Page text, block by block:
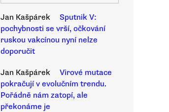
Jan Kašpárek
Sputnik V:
pochybnosti se vrší, očkování
ruskou vakcínou nyní nelze
doporučit
Jan Kašpárek
Virové mutace
pokračují v evolučním trendu.
Pořádně nám zatopí, ale
překonáme je